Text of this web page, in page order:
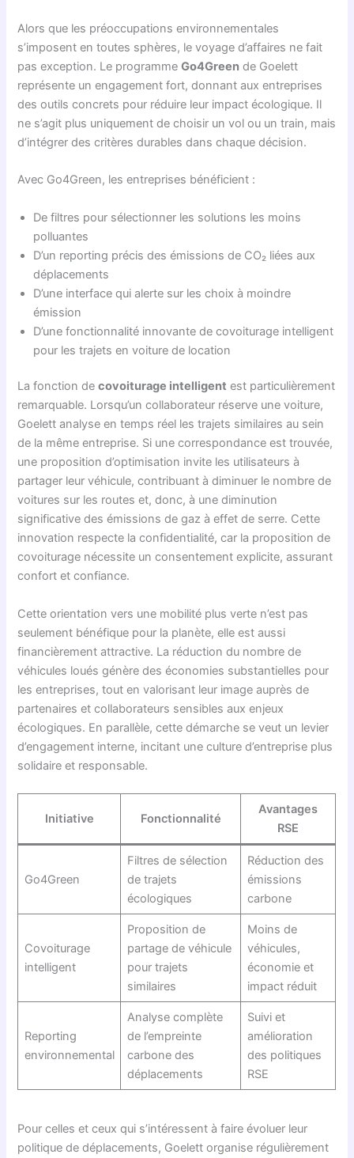
Alors que les préoccupations environnementales
s’imposent en toutes sphères, le voyage d’affaires ne fait
pas exception. Le programmeGo4Green de Goelett
représente un engagement fort, donnant aux entreprises
des outils concrets pour réduire leur impact écologique. Il
ne s’agit plus uniquement de choisir un vol ou un train, mais
d’intégrer des critères durables dans chaque décision.
Avec Go4Green, les entreprises bénéficient :
De filtres pour sélectionner les solutions les moins
polluantes
D’un reporting précis des émissions de CO₂ liées aux
déplacements
D’une interface qui alerte sur les choix à moindre
émission
D’une fonctionnalité innovante de covoiturage intelligent
pour les trajets en voiture de location
La fonction decovoiturage intelligent est particulièrement
remarquable. Lorsqu’un collaborateur réserve une voiture,
Goelett analyse en temps réel les trajets similaires au sein
de la même entreprise. Si une correspondance est trouvée,
une proposition d’optimisation invite les utilisateurs à
partager leur véhicule, contribuant à diminuer le nombre de
voitures sur les routes et, donc, à une diminution
significative des émissions de gaz à effet de serre. Cette
innovation respecte la confidentialité, car la proposition de
covoiturage nécessite un consentement explicite, assurant
confort et confiance.
Cette orientation vers une mobilité plus verte n’est pas
seulement bénéfique pour la planète, elle est aussi
financièrement attractive. La réduction du nombre de
véhicules loués génère des économies substantielles pour
les entreprises, tout en valorisant leur image auprès de
partenaires et collaborateurs sensibles aux enjeux
écologiques. En parallèle, cette démarche se veut un levier
d’engagement interne, incitant une culture d’entreprise plus
solidaire et responsable.
Initiative Fonctionnalité
Avantages
RSE
Go4Green
Filtres de sélection
de trajets
écologiques
Réduction des
émissions
carbone
Covoiturage
intelligent
Proposition de
partage de véhicule
pour trajets
similaires
Moins de
véhicules,
économie et
impact réduit
Reporting
environnemental
Analyse complète
de l’empreinte
carbone des
déplacements
Suivi et
amélioration
des politiques
RSE
Pour celles et ceux qui s’intéressent à faire évoluer leur
politique de déplacements, Goelett organise régulièrement